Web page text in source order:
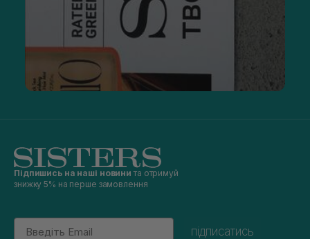
Підпишись на наші новини та отримуй
знижку 5% на перше замовлення
Email
підписатись